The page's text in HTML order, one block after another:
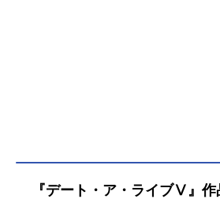
『デート・ア・ライブⅤ』作